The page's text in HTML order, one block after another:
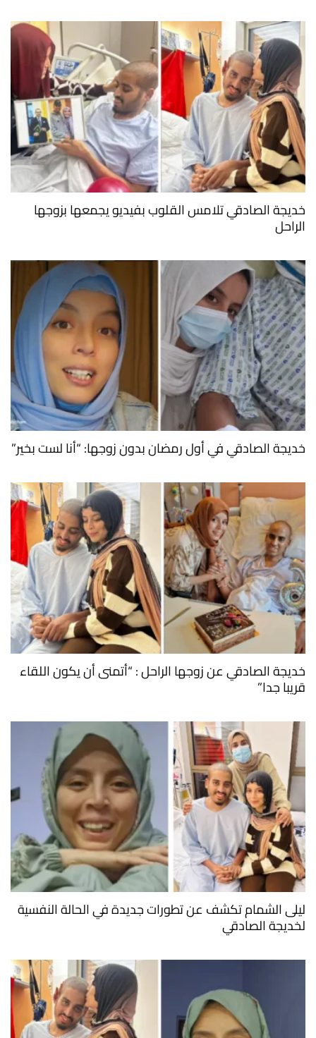
خديجة الصادقي تلامس القلوب بفيديو يجمعها بزوجها
الراحل
خديجة الصادقي في أول رمضان بدون زوجها: “أنا لست بخير”
خديجة الصادقي عن زوجها الراحل : “أتمنى أن يكون اللقاء
قريبا جدا”
ليلى الشمام تكشف عن تطورات جديدة في الحالة النفسية
لخديجة الصادقي